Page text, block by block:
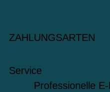
ZAHLUNGSARTEN
Service
Professionelle